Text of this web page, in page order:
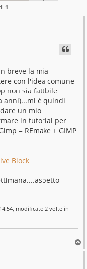
1
breve la mia
con l'idea comune
non sia fattbile
anni)...mi è quindi
un mio
in tutorial per
= REmake + GIMP
Block
modificato 2 volte in
o